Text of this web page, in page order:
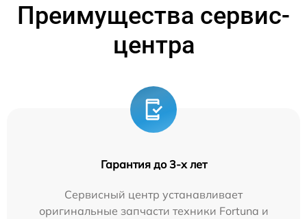
Преимущества сервис-
центра
Гарантия до 3-х лет
Сервисный центр устанавливает
оригинальные запчасти техники Fortuna и